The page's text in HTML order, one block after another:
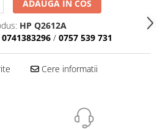
ADAUGA IN COS
HP Q2612A
0741383296 / 0757 539 731
Cere informatii